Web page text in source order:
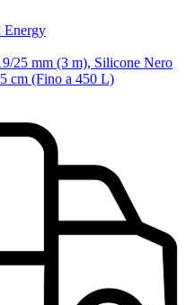
Energy
25 mm (3 m), Silicone Nero
cm (Fino a 450 L)